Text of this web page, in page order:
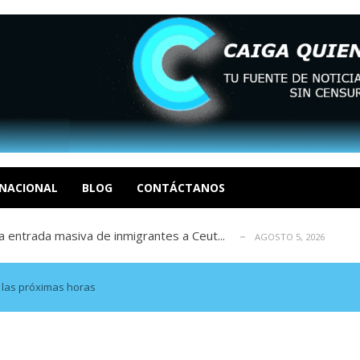
BLOG CONTÁCTANOS
I por la libertad inmediata de l... AGOSTO 5, 2026
revisión de su solicitud de l... AGOSTO 5, 2026
según ONG AGOSTO 5, 2026
entrada masiva de inmigrantes a Ceut...
La tragedia de Venezuela no admi... AGOSTO 5, 2026
I por la libertad inmediata de l... AGOSTO 5, 2026
revisión de su solicitud de l...
según ONG AGOSTO 5, 2026
próximas horas